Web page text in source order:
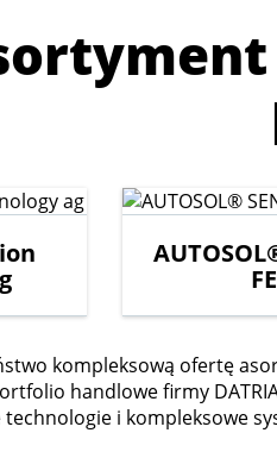
kompleksową ofertę
handlowe firmy
technologie i kompleksowe